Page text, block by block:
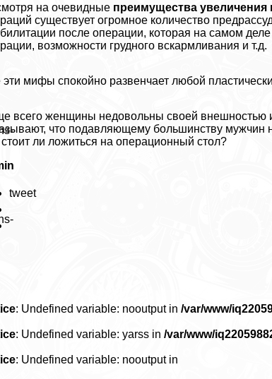
на очевидные преимущества увеличения
существует огромное количество
после операции, которая на самом
возможности грудного вскармливания и т.д.
эти мифы спокойно развенчает любой
всего женщины недовольны своей внешностью
что подавляющему большинству мужчин
стоит ли ложиться на операционный стол?
tweet
: Undefined variable: nooutput in/var/www/
: Undefined variable: yarss in/var/www/
: Undefined variable: nooutput in